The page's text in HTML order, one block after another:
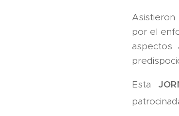
Asistieron
por el
aspectos
Esta